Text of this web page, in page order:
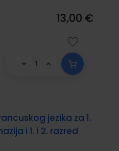
13,00 €
jezika za 1.
i 1. i 2. razred